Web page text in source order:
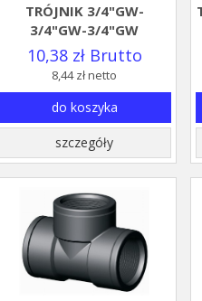
TRÓJNIK 3/4"GW-
3/4"GW-3/4"GW
10,38 zł Brutto
8,44 zł netto
do koszyka
szczegóły